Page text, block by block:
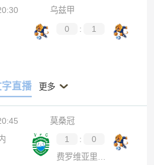
乌兹甲
0 :
1
字直播 更多
莫桑冠
1 :
0